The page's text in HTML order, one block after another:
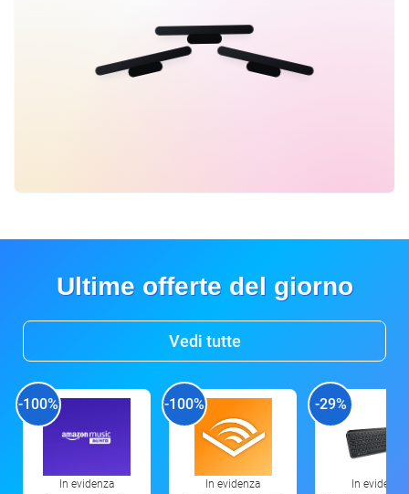
Ultime offerte del giorno
Vedi tutte
-100%
In evidenza
-100%
In evidenza
-29%
In evidenza